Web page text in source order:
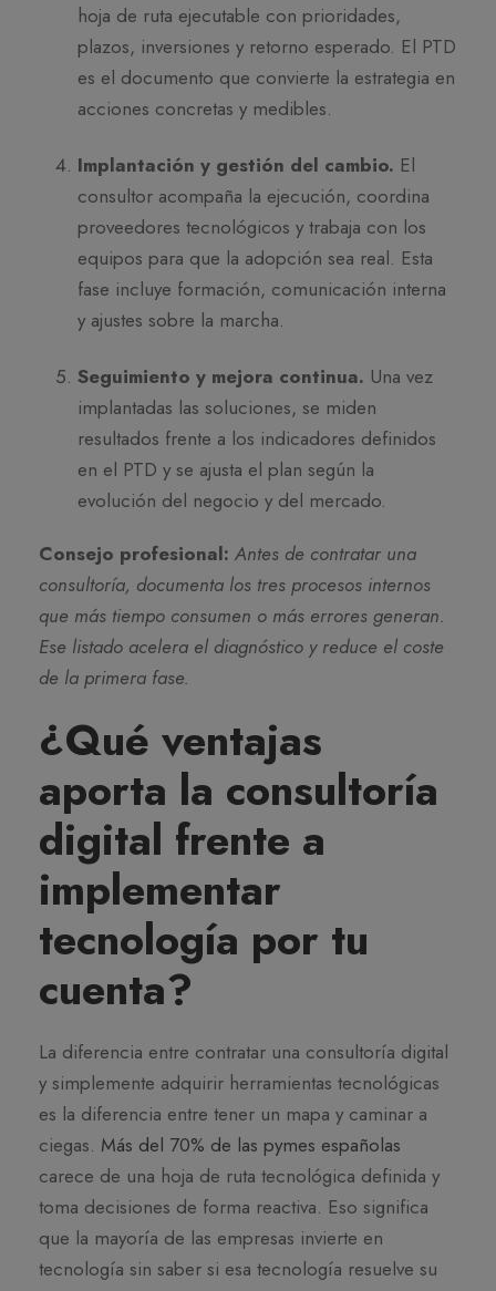
hoja de ruta ejecutable con prioridades,
plazos, inversiones y retorno esperado. El PTD
es el documento que convierte la estrategia en
acciones concretas y medibles.
Implantación y gestión del cambio. El
consultor acompaña la ejecución, coordina
proveedores tecnológicos y trabaja con los
equipos para que la adopción sea real. Esta
fase incluye formación, comunicación interna
y ajustes sobre la marcha.
Seguimiento y mejora continua. Una vez
implantadas las soluciones, se miden
resultados frente a los indicadores definidos
en el PTD y se ajusta el plan según la
evolución del negocio y del mercado.
Consejo profesional: Antes de contratar una
consultoría, documenta los tres procesos internos
que más tiempo consumen o más errores generan.
Ese listado acelera el diagnóstico y reduce el coste
de la primera fase.
¿Qué ventajas
aporta la consultoría
digital frente a
implementar
tecnología por tu
cuenta?
La diferencia entre contratar una consultoría digital
y simplemente adquirir herramientas tecnológicas
es la diferencia entre tener un mapa y caminar a
ciegas. Más del 70% de las pymes españolas
carece de una hoja de ruta tecnológica definida y
toma decisiones de forma reactiva. Eso significa
que la mayoría de las empresas invierte en
tecnología sin saber si esa tecnología resuelve su